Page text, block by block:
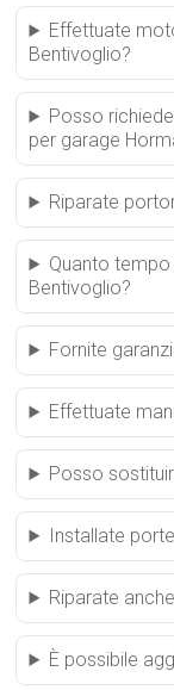
Effettuate
Bentivoglio?
Posso
per garage
Riparate
Quanto
Bentivoglio?
Fornite
Effettuate
Posso
Installate
Riparate
È possibile